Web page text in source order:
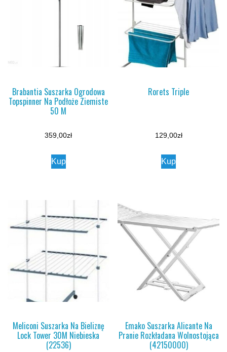
Brabantia Suszarka Ogrodowa
Topspinner Na Podłoże Ziemiste
50 M
359,00zł
Kup
Rorets Triple
129,00zł
Kup
Meliconi Suszarka Na Bieliznę
Lock Tower 30M Niebieska
(22536)
Emako Suszarka Alicante Na
Pranie Rozkładana Wolnostojąca
(42150000)